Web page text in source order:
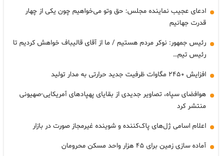
ادعای عجیب نماینده مجلس: حق وتو می‌خواهیم چون یکی از چهار
قدرت جهانیم
رئیس جمهور: نوکر مردم هستیم / ما از آقای قالیباف خواهش کردیم تا
رئیس تیم…
افزایش ۲۴۵۰ مگاوات ظرفیت جدید حرارتی به مدار تولید
هوافضای سپاه، تصاویر جدیدی از بقایای پهپادهای آمریکایی-صهیونی
منتشر کرد
اعلام اسامی ژل‌های پاک‌کننده و شوینده غیرمجاز صورت در بازار
آماده سازی زمین برای ۴۵ هزار واحد مسکن محرومان